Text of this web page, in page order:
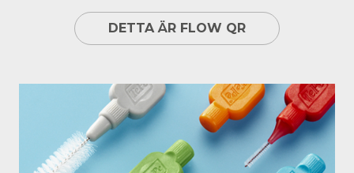
DETTA ÄR FLOW QR